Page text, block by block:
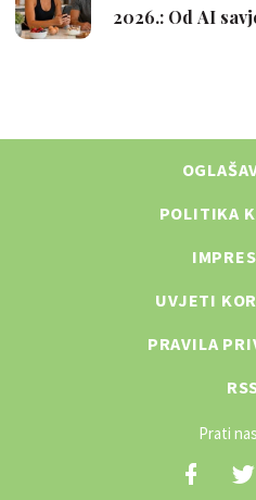
POLITIKA
UVJETI
PRAVILA
Prati